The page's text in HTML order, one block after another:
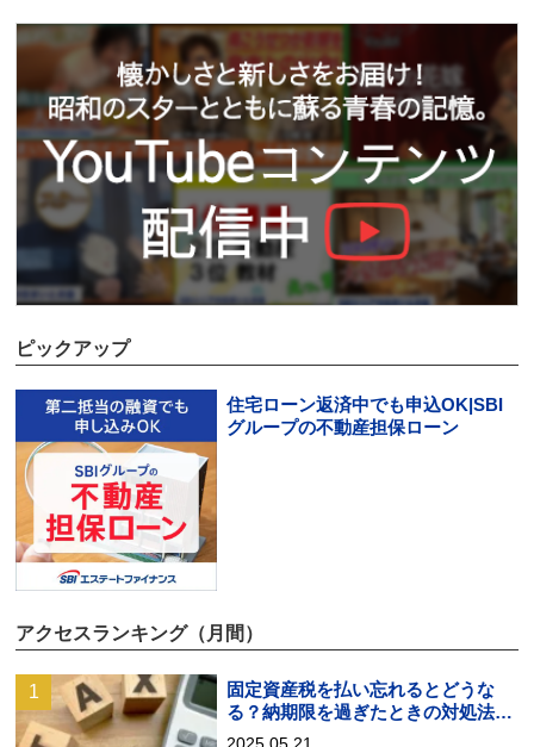
ピックアップ
住宅ローン返済中でも申込OK|SBI
グループの不動産担保ローン
アクセスランキング（月間）
固定資産税を払い忘れるとどうな
る？納期限を過ぎたときの対処法を
解説